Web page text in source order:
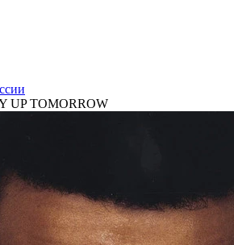
UP TOMORROW